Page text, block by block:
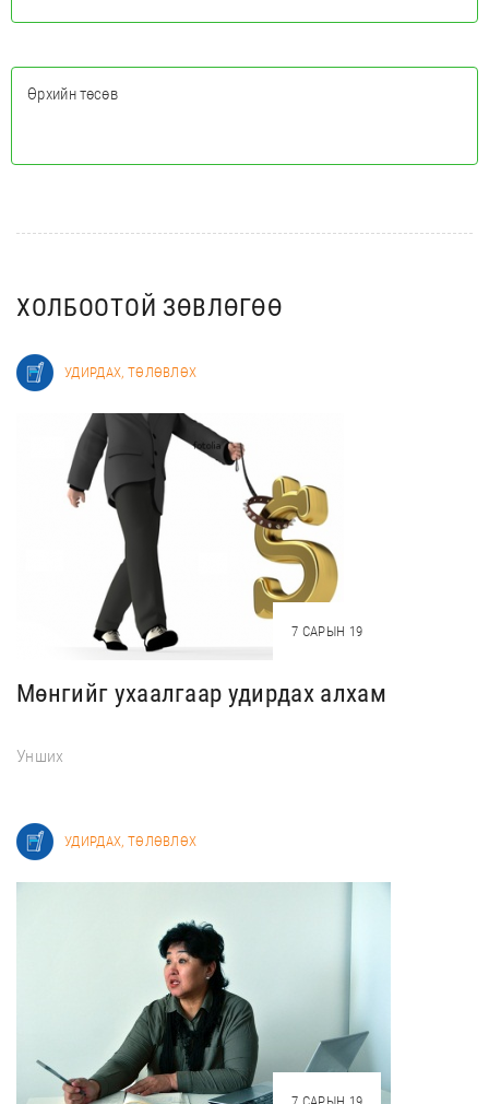
Өрхийн төсөв
ХОЛБООТОЙ ЗӨВЛӨГӨӨ
УДИРДАХ, ТӨЛӨВЛӨХ
7 САРЫН 19
Мөнгийг ухаалгаар удирдах алхам
Унших
УДИРДАХ, ТӨЛӨВЛӨХ